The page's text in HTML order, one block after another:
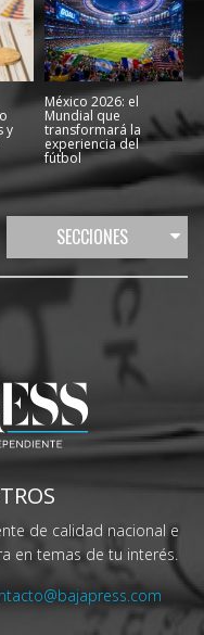
y
México 2026: el
Mundial que
transformará la
experiencia del
fútbol
SECCIONES
de calidad nacional e
en temas de tu interés.